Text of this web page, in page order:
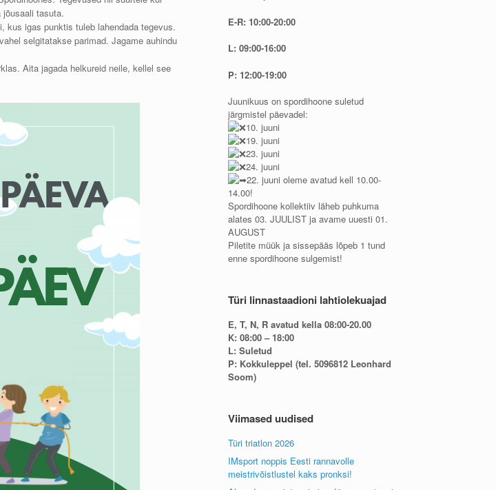
tasuta.
kus igas punktis tuleb lahendada tegevus.
selgitatakse parimad. Jagame auhindu
Aita jagada helkureid neile, kellel see
E-R: 10:00-20:00
L: 09:00-16:00
P: 12:00-19:00
Juunikuus on spordihoone suletud
järgmistel päevadel:
10. juuni
19. juuni
23. juuni
24. juuni
22. juuni oleme avatud kell 10.00-
14.00!
Spordihoone kollektiiv läheb puhkuma
alates 03. JUULIST ja avame uuesti 01.
AUGUST
Piletite müük ja sissepääs lõpeb 1 tund
enne spordihoone sulgemist!
Türi linnastaadioni lahtiolekuajad
E, T, N, R avatud kella 08:00-20.00
K: 08:00 – 18:00
L: Suletud
P: Kokkuleppel (tel. 5096812 Leonhard
Soom)
Viimased uudised
Türi triatlon 2026
IMsport noppis Eesti rannavolle
meistrivõistlustel kaks pronksi!